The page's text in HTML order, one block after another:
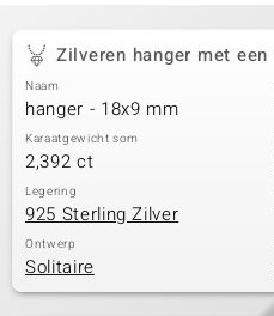
Zilveren hanger met
Naam
hanger - 18x9 mm
Karaatgewicht som
2,392 ct
Legering
925 Sterling Zilver
Ontwerp
Solitaire